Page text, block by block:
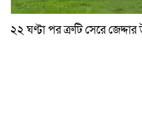
২২ ঘণ্টা পর ত্রুটি সেরে জেদ্দার